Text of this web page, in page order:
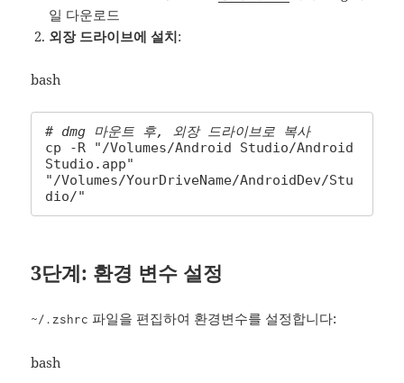
일 다운로드
외장 드라이브에 설치:
bash
# dmg 마운트 후, 외장 드라이브로 복사
cp -R "/Volumes/Android Studio/Android
Studio.app"
"/Volumes/YourDriveName/AndroidDev/Stu
dio/"
3단계: 환경 변수 설정
~/.zshrc 파일을 편집하여 환경변수를 설정합니다:
bash